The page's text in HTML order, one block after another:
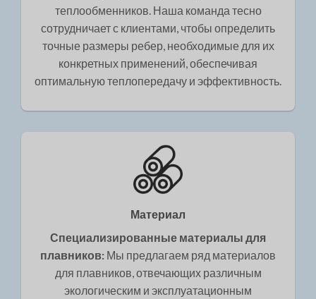
теплообменников. Наша команда тесно
сотрудничает с клиентами, чтобы определить
точные размеры ребер, необходимые для их
конкретных применений, обеспечивая
оптимальную теплопередачу и эффективность.
Материал
Специализированные материалы для
плавников: Мы предлагаем ряд материалов
для плавников, отвечающих различным
экологическим и эксплуатационным